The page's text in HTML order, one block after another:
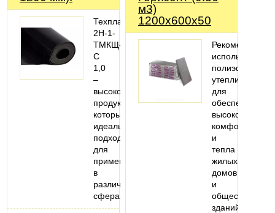
Техпластина
2Н-1-
ТМКЩ-
С
1,0
–
высококачественный
продукт,
который
идеально
подходит
для
применения
в
различных
сферах.
м3)
1200х600х50
Рекомендуется
использовать
полиэфирный
утеплитель
для
обеспечения
высокого
комфорта
и
тепла
жилых
домов
и
общественных
зданий.